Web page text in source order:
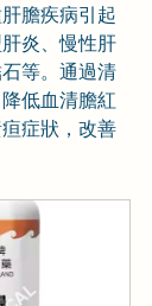
膽疾病引起
炎、慢性肝
等。通過清
低血清膽紅
症狀，改善